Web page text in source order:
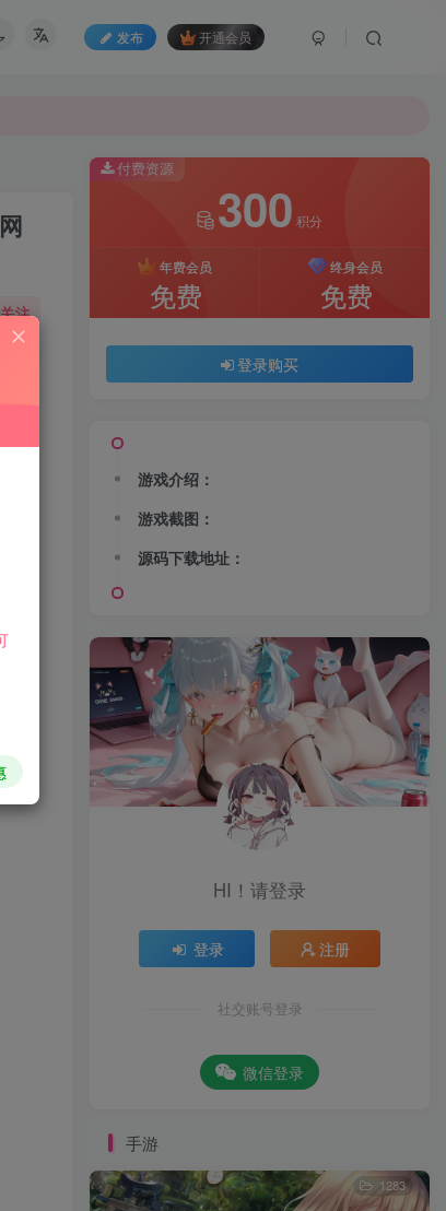
发布 开通会员
关注
付费资源
300 积分
年费会员
免费
终身会员
免费
登录购买
游戏介绍：
游戏截图：
源码下载地址：
HI！请登录
登录 注册
社交账号登录
微信登录
手游
1283